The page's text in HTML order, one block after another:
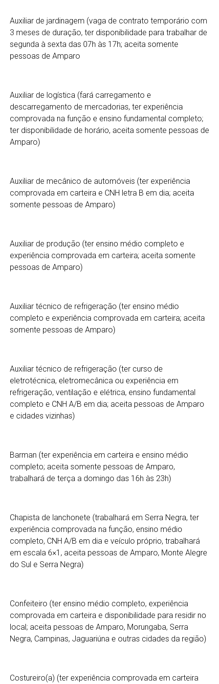
Auxiliar de jardinagem (vaga de contrato temporário com
3 meses de duração, ter disponibilidade para trabalhar de
segunda à sexta das 07h às 17h; aceita somente
pessoas de Amparo
Auxiliar de logística (fará carregamento e
descarregamento de mercadorias, ter experiência
comprovada na função e ensino fundamental completo;
ter disponibilidade de horário, aceita somente pessoas de
Amparo)
Auxiliar de mecânico de automóveis (ter experiência
comprovada em carteira e CNH letra B em dia; aceita
somente pessoas de Amparo)
Auxiliar de produção (ter ensino médio completo e
experiência comprovada em carteira; aceita somente
pessoas de Amparo)
Auxiliar técnico de refrigeração (ter ensino médio
completo e experiência comprovada em carteira; aceita
somente pessoas de Amparo)
Auxiliar técnico de refrigeração (ter curso de
eletrotécnica, eletromecânica ou experiência em
refrigeração, ventilação e elétrica, ensino fundamental
completo e CNH A/B em dia; aceita pessoas de Amparo
e cidades vizinhas)
Barman (ter experiência em carteira e ensino médio
completo; aceita somente pessoas de Amparo,
trabalhará de terça a domingo das 16h às 23h)
Chapista de lanchonete (trabalhará em Serra Negra, ter
experiência comprovada na função, ensino médio
completo, CNH A/B em dia e veículo próprio, trabalhará
em escala 6×1, aceita pessoas de Amparo, Monte Alegre
do Sul e Serra Negra)
Confeiteiro (ter ensino médio completo, experiência
comprovada em carteira e disponibilidade para residir no
local; aceita pessoas de Amparo, Morungaba, Serra
Negra, Campinas, Jaguariúna e outras cidades da região)
Costureiro(a) (ter experiência comprovada em carteira